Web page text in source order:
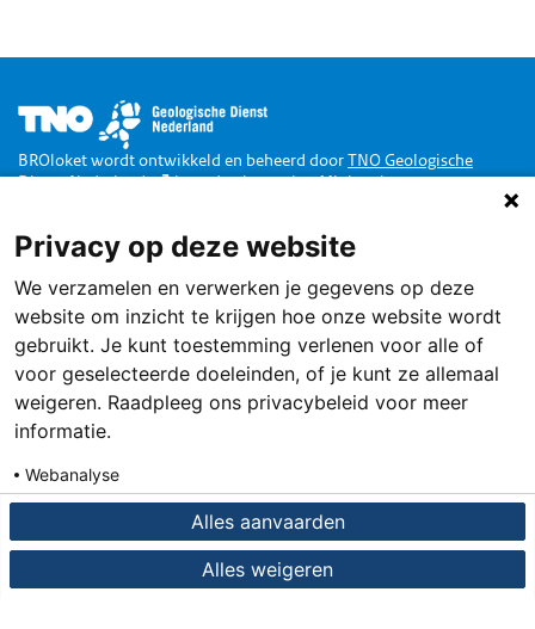
Afbeelding
BROloket wordt ontwikkeld en beheerd doorTNO Geologische
Dienst Nederland
in opdracht van hetMinisterie van
Doe mee
Dankzij de Wet Basisregistratie Ondergrond zijn alle publieke
gegevens van de Nederlandse ondergrond toegankelijk via een loket,
het BROloket.
Ook jij kunt daarbij helpen
Service
Terugmelden
Over deze site
Privacy en cookies
Privacy op deze website
We verzamelen en verwerken je gegevens op deze
website om inzicht te krijgen hoe onze website wordt
gebruikt. Je kunt toestemming verlenen voor alle of
voor geselecteerde doeleinden, of je kunt ze allemaal
weigeren. Raadpleeg ons privacybeleid voor meer
informatie.
Webanalyse
Alles aanvaarden
Alles weigeren
Privacybeleid